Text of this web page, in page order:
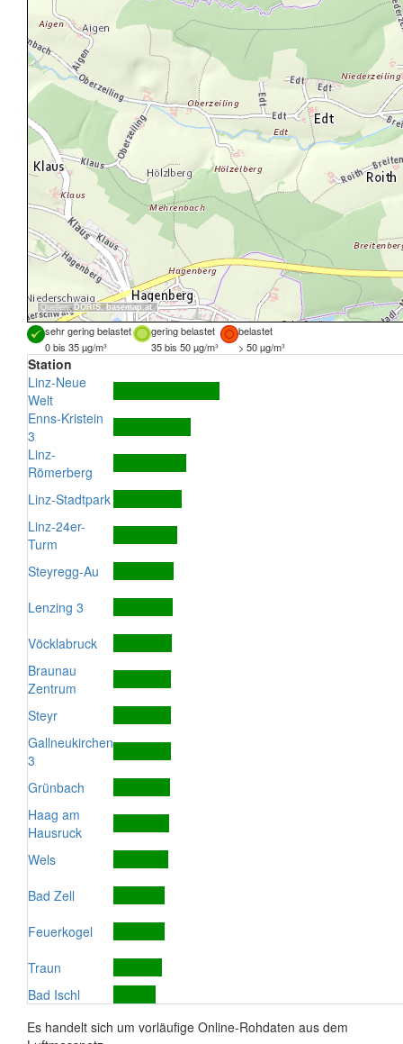
Quellen: DORIS,basemap.at
sehr gering belastet gering belastet
belastet
0 bis 35 µg/m³
35 bis 50 µg/m³ > 50 µg/m³
Station
Linz-Neue
Welt
Enns-Kristein
3
Linz-
Römerberg
Linz-Stadtpark
Linz-24er-
Turm
Steyregg-Au
Lenzing 3
Vöcklabruck
Braunau
Zentrum
Steyr
Gallneukirchen
3
Grünbach
Haag am
Hausruck
Wels
Bad Zell
Feuerkogel
Traun
Bad Ischl
Es handelt sich um vorläufige Online-Rohdaten aus dem